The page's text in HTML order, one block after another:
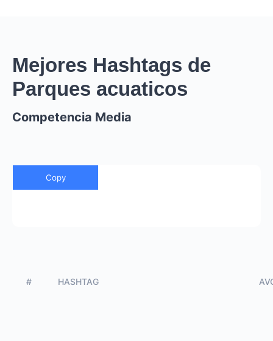
Mejores Hashtags de
Parques acuaticos
Competencia Media
Copy
# HASHTAG